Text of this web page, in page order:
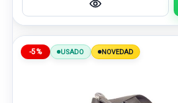
-5% USADO NOVEDAD